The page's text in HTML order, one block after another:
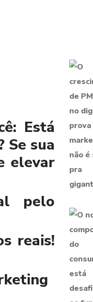
Está
Se sua
elevar
pelo
reais!